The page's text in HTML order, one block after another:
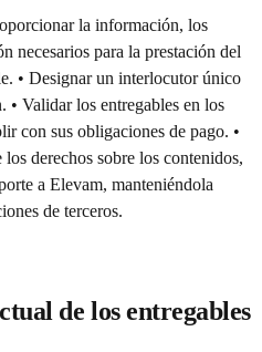
la información, los
necesarios para la prestación del
• Designar un interlocutor único
• Validar los entregables en los
con sus obligaciones de pago. •
derechos sobre los contenidos,
a Elevam, manteniéndola
de terceros.
de los entregables